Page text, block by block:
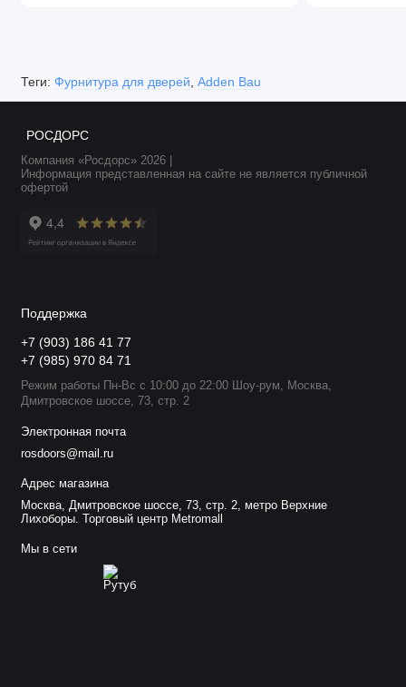
Теги: Фурнитура для дверей Adden Bau
РОСДОРС
Компания «Росдорс» 2026 |
Информация представленная на сайте не является публичной
офертой
Поддержка
+7 (903) 186 41 77
+7 (985) 970 84 71
Режим работы Пн-Вс с 10:00 до 22:00 Шоу-рум, Москва,
Дмитровское шоссе, 73, стр. 2
Электронная почта
rosdoors@mail.ru
Адрес магазина
Москва, Дмитровское шоссе, 73, стр. 2, метро Верхние
Лихоборы. Торговый центр Metromall
Мы в сети